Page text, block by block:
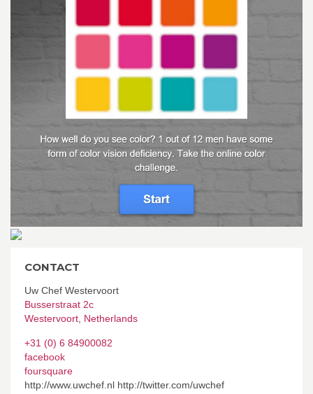
CONTACT
Uw Chef Westervoort
Busserstraat 2c
Westervoort Netherlands
+31 (0) 6 84900082
facebook
foursquare
http://www.uwchef.nl http://twitter.com/uwchef